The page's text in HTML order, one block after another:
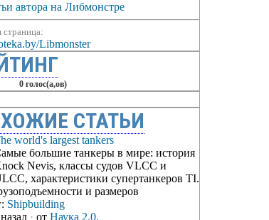
автора на Либмонстре
страница:
Libmonster
0 голос(а,ов)
СТАТЬИ
world's largest tankers
большие танкеры в мире: история
Nevis, классы судов VLCC и
характеристики супертанкеров TI.
и размеров
Shipbuilding
· от Наука 2.0.